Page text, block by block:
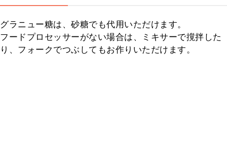
グラニュー糖は、砂糖でも代用いただけます。
フードプロセッサーがない場合は、ミキサーで撹拌した
り、フォークでつぶしてもお作りいただけます。